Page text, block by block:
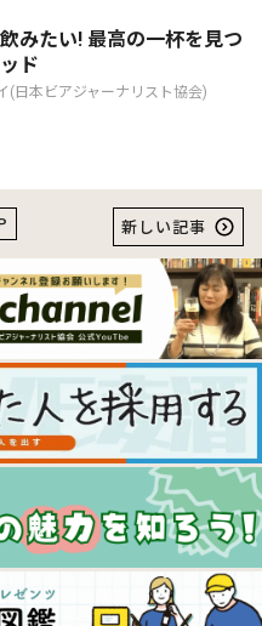
みたい! 最高の一杯を見つ
ド
(日本ビアジャーナリスト協会)
新しい記事